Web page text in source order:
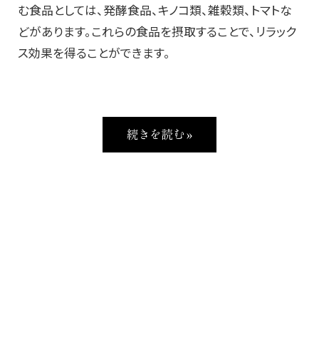
む食品としては、発酵食品、キノコ類、雑穀類、トマトな
どがあります。これらの食品を摂取することで、リラック
ス効果を得ることができます。
続きを読む »